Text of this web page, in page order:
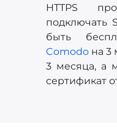
HTTPS
подключать
быть
Comodo на 3
3 месяца, а
сертификат